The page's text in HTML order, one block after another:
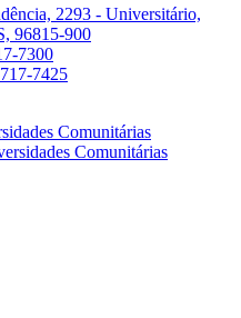
2293 - Universitário,
96815-900
7300
7425